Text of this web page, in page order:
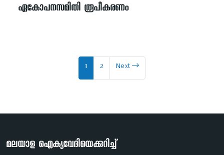
ഏകോപനസമിതി രൂപീകരണം
1 2 Next
മലയാള ഐക്യവേദിയെക്കുറിച്ച്